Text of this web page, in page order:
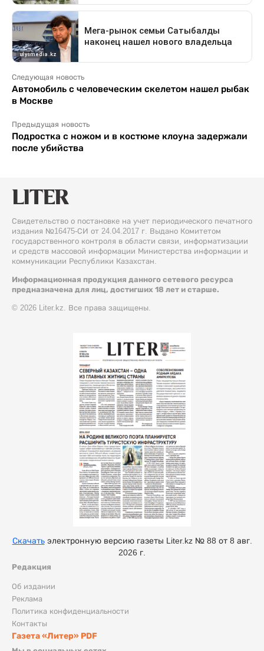
Следующая новость
Автомобиль с человеческим скелетом нашел рыбак
в Москве
Предыдущая новость
Подростка с ножом и в костюме клоуна задержали
после убийства
Свидетельство о постановке на учет периодического печатного
издания №16475-СИ от 24.04.2017 г. Выдано Комитетом
государственного контроля в области связи, информатизации
и средств массовой информации Министерства информации и
коммуникации Республики Казахстан.
Информационная продукция данного сетевого ресурса
предназначена для лиц, достигших 18 лет и старше.
© 2026 Liter.kz. Все права защищены.
Редакция
Об издании
Реклама
Политика конфиденциальности
Контакты
Газета «Литер» PDF
Скачатьэлектронную версию газеты Liter.kz № 88 от 8 авг.
2026 г.